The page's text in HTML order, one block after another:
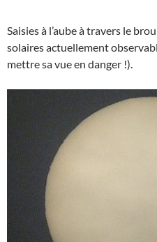
Saisies à l’aube à travers le
solaires actuellement
mettre sa vue en danger !).